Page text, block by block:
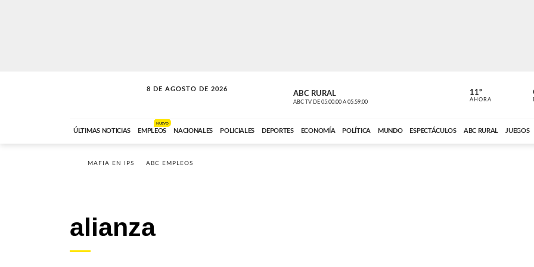
8 DE AGOSTO DE 2026
SOLO MÚSICA ABC RURAL
ABC TV DE 05:00:00 A 05:59:00 ABC CARDINAL
11º
AHORA
ÚLTIMAS NOTICIAS EMPLEOS
NUEVO
NACIONALES POLICIALES DEPORTES ECONOMÍA POLÍTICA MUNDO ESPECTÁCULOS ABC RURAL JUEGOS
MAFIA EN IPS ABC EMPLEOS
alianza